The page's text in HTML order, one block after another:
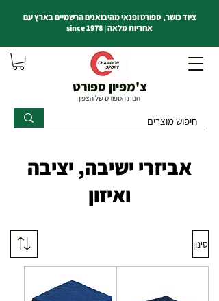
צ'מפיון ספורט
חנות הספורט של הצפון
ציוד כושר, ספורט ופנאי מהיבואנים הרשמיים בארץ עם
אחריות מלאה | since 1978
אביזרי ישיבה, יציבה
ואיזון
סינון